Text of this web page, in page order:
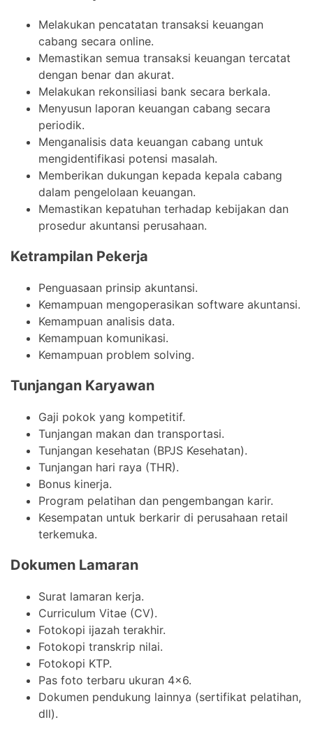
Melakukan pencatatan transaksi keuangan
cabang secara online.
Memastikan semua transaksi keuangan tercatat
dengan benar dan akurat.
Melakukan rekonsiliasi bank secara berkala.
Menyusun laporan keuangan cabang secara
periodik.
Menganalisis data keuangan cabang untuk
mengidentifikasi potensi masalah.
Memberikan dukungan kepada kepala cabang
dalam pengelolaan keuangan.
Memastikan kepatuhan terhadap kebijakan dan
prosedur akuntansi perusahaan.
Ketrampilan Pekerja
Penguasaan prinsip akuntansi.
Kemampuan mengoperasikan software akuntansi.
Kemampuan analisis data.
Kemampuan komunikasi.
Kemampuan problem solving.
Tunjangan Karyawan
Gaji pokok yang kompetitif.
Tunjangan makan dan transportasi.
Tunjangan kesehatan (BPJS Kesehatan).
Tunjangan hari raya (THR).
Bonus kinerja.
Program pelatihan dan pengembangan karir.
Kesempatan untuk berkarir di perusahaan retail
terkemuka.
Dokumen Lamaran
Surat lamaran kerja.
Curriculum Vitae (CV).
Fotokopi ijazah terakhir.
Fotokopi transkrip nilai.
Fotokopi KTP.
Pas foto terbaru ukuran 4×6.
Dokumen pendukung lainnya (sertifikat pelatihan,
dll).